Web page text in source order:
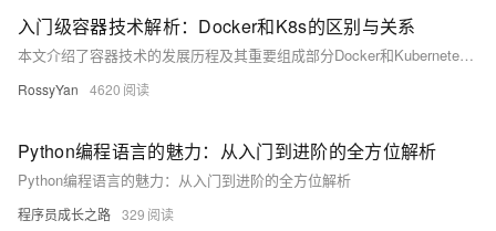
入门级容器技术解析：Docker和K8s的区别与关系
本文介绍了容器技术的发展历程及其重要组成部分Docker和Kubernetes。从传统物理机到虚拟机，再到容器化，每一步都旨在更高效地利用服务器资源并简化应用部署。容器技术通过隔离环境、减少依赖冲突和提高可移植性，解决了传统部署方式中的诸多问题。Docker作为容器化平台，专注于创建和管理容器；而Kubernetes则是一个强大的容器编排系统，用于自动化部署、扩展和管理容器化应用。两者相辅相成，共同推动了现代云原生应用的快速发展。
RossyYan 4620
Python编程语言的魅力：从入门到进阶的全方位解析
Python编程语言的魅力：从入门到进阶的全方位解析
程序员成长之路 329